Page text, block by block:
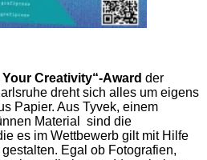
Creativity“-Award der
dreht sich alles um eigens
Papier. Aus Tyvek, einem
Material sind die
es im Wettbewerb gilt mit Hilfe
Egal ob Fotografien,